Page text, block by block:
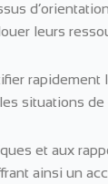
leurs
rapidement
situations de
et aux
ainsi un